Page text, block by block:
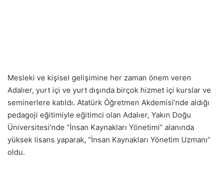
Mesleki ve kişisel gelişimine her zaman önem veren
Adalıer, yurt içi ve yurt dışında birçok hizmet içi kurslar ve
seminerlere katıldı. Atatürk Öğretmen Akdemisi’nde aldığı
pedagoji eğitimiyle eğitimci olan Adalıer, Yakın Doğu
Üniversitesi’nde “İnsan Kaynakları Yönetimi” alanında
yüksek lisans yaparak, “İnsan Kaynakları Yönetim Uzmanı”
oldu.